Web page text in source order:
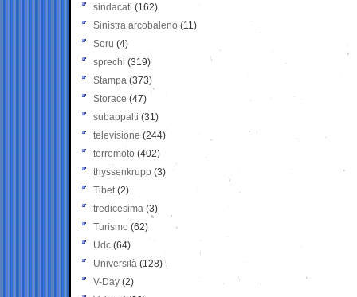
sindacati (162)
Sinistra arcobaleno (11)
Soru (4)
sprechi (319)
Stampa (373)
Storace (47)
subappalti (31)
televisione(244)
terremoto (402)
thyssenkrupp (3)
Tibet(2)
tredicesima (3)
Turismo (62)
Udc (64)
Università (128)
V-Day (2)